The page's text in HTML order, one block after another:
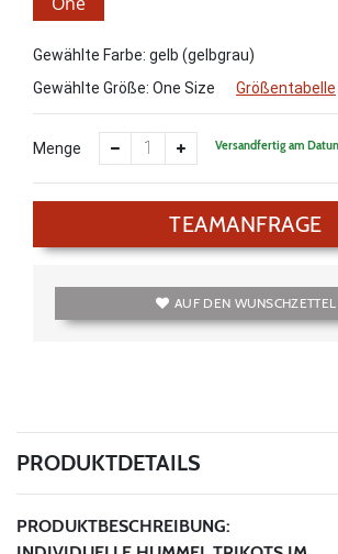
Gewählte Farbe: gelb (gelbgrau)
Gewählte Größe: One Size Größentabelle
Menge Versandfertig am
TEAMANFRAGE
AUF DEN WUNSCHZETTEL
PRODUKTDETAILS
PRODUKTBESCHREIBUNG: